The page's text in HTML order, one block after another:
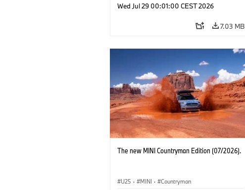
Wed Jul 29 00:01:00 CEST 2026
7.03 MB
The new MINI Countryman Edition (07/2026).
U25 · MINI · Countryman